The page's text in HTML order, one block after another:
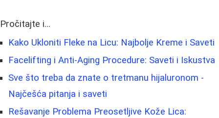
Pročitajte i...
Kako Ukloniti Fleke na Licu: Najbolje Kreme i Saveti
Facelifting i Anti-Aging Procedure: Saveti i Iskustva
Sve što treba da znate o tretmanu hijaluronom -
Najčešća pitanja i saveti
Rešavanje Problema Preosetljive Kože Lica: